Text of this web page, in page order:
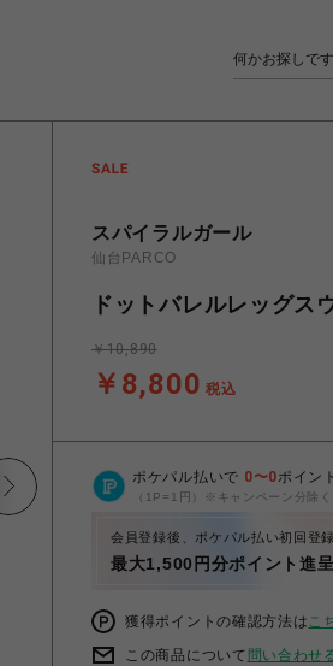
スパイラルガール
仙台PARCO
ドットバレルレッグス
￥8,800 税込
￥10,890
ポケパル払いで 0〜0ポイント
（1P=1円）※キャンペーン分除く
会員登録後、ポケパル払い初回登
最大1,500円分ポイント進呈
獲得ポイントの確認方法はこ
この商品について 問い合わせ